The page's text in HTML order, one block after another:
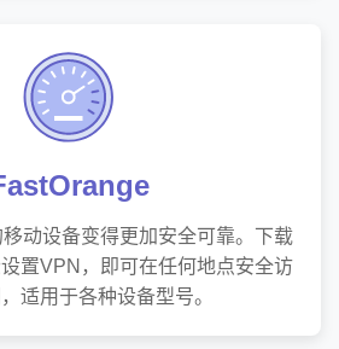
动设备变得更加安全可靠。下载
置VPN，即可在任何地点安全访
适用于各种设备型号。